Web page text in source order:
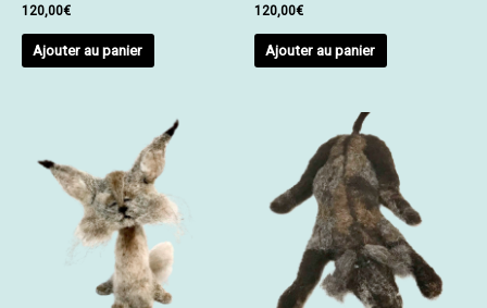
120,00€
Ajouter au panier
120,00€
Ajouter au panier